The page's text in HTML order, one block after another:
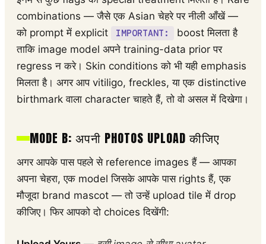
combinations — जैसे एक Asian चेहरे पर नीली आँखें —
को prompt में explicit
IMPORTANT:
boost मिलता है
ताकि image model अपने training-data prior पर
regress न करे। Skin conditions को भी यही emphasis
मिलता है। अगर आप vitiligo, freckles, या एक distinctive
birthmark वाला character चाहते हैं, तो वो असल में दिखेगा।
MODE B: अपनी PHOTOS UPLOAD कीजिए
अगर आपके पास पहले से reference images हैं — आपका
अपना चेहरा, एक model जिसके आपके पास rights हैं, एक
मौजूदा brand mascot — तो उन्हें upload tile में drop
कीजिए। फिर आपको दो choices दिखेंगी: